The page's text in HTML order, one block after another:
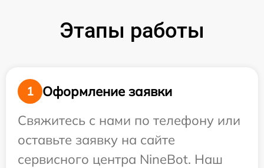
Этапы работы
1
Оформление заявки
Свяжитесь с нами по телефону или
оставьте заявку на сайте
сервисного центра NineBot. Наш